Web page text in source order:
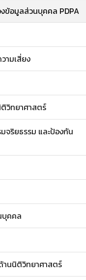
ข้อมูลส่วนบุคคล PDPA
ามเสี่ยง
วิทยาศาสตร์
ริยธรรม และป้องกัน
บุคคล
านนิติวิทยาศาสตร์